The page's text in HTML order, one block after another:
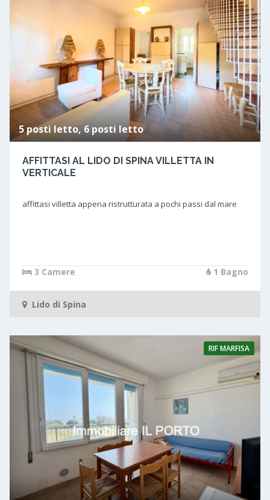
5 posti letto, 6 posti letto
AFFITTASI AL LIDO DI SPINA VILLETTA IN
VERTICALE
affittasi villetta appena ristrutturata a pochi passi dal mare
3 Camere 1 Bagno
Lido di Spina
RIFMARFISA